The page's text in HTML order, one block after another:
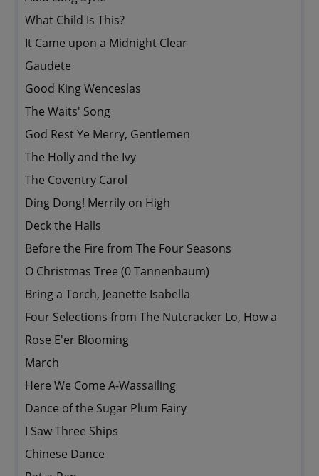
What Child Is This?
It Came upon a Midnight Clear
Gaudete
Good King Wenceslas
The Waits' Song
God Rest Ye Merry, Gentlemen
The Holly and the Ivy
The Coventry Carol
Ding Dong! Merrily on High
Deck the Halls
Before the Fire from The Four Seasons
O Christmas Tree (0 Tannenbaum)
Bring a Torch, Jeanette Isabella
Four Selections from The Nutcracker Lo, How a
Rose E'er Blooming
March
Here We Come A-Wassailing
Dance of the Sugar Plum Fairy
I Saw Three Ships
Chinese Dance